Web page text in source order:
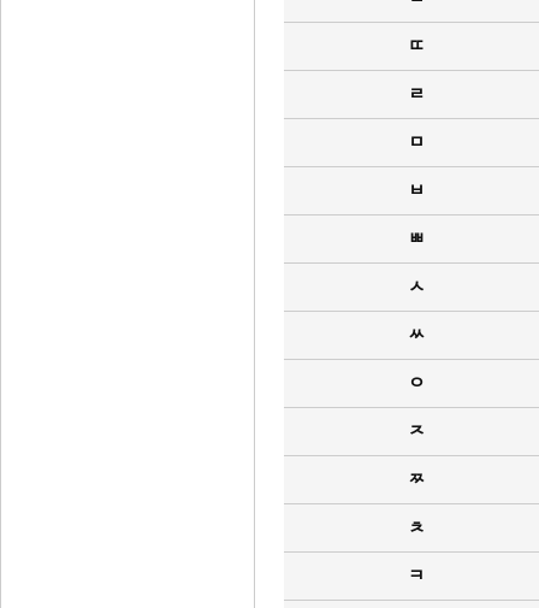
ㄸ
ㄹ
ㅁ
ㅂ
ㅃ
ㅅ
ㅆ
ㅇ
ㅈ
ㅉ
ㅊ
ㅋ